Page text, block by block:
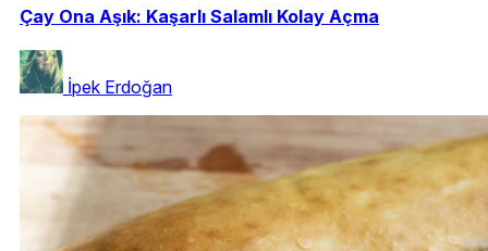
Çay Ona Aşık: Kaşarlı Salamlı Kolay Açma
İpek Erdoğan